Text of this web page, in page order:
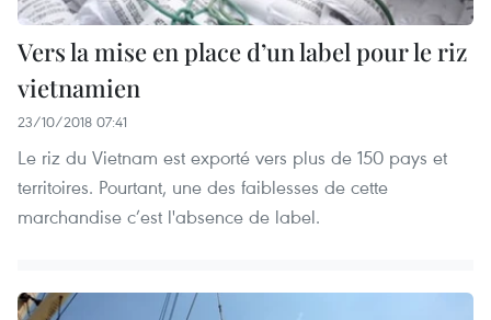
Vers la mise en place d’un label pour le riz
vietnamien
23/10/2018 07:41
Le riz du Vietnam est exporté vers plus de 150 pays et
territoires. Pourtant, une des faiblesses de cette
marchandise c’est l'absence de label.